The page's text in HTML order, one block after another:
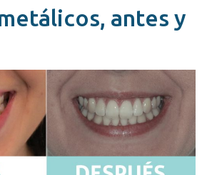
antes y